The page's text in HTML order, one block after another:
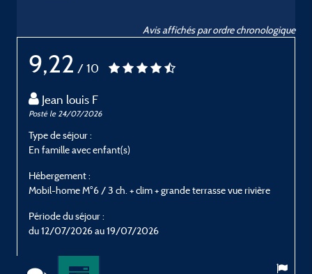
Avis affichés par ordre chronologique
9,22 / 10
Jean louis F
Posté le 24/07/2026
Type de séjour :
En famille avec enfant(s)
Hébergement :
Mobil-home M°6 / 3 ch. + clim + grande terrasse vue rivière
Période du séjour :
du 12/07/2026 au 19/07/2026